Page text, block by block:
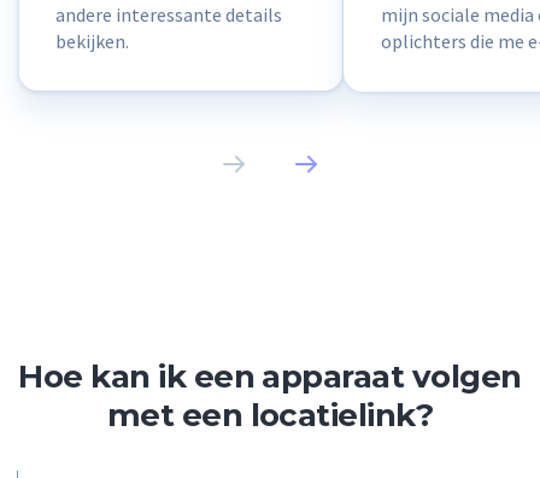
andere interessante details
bekijken.
mijn sociale media
oplichters die me
dat allemaal met
Hoe kan ik een apparaat volgen
met een locatielink?